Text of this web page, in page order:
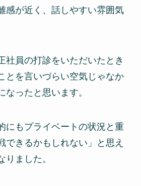
感が近く、話しやすい雰囲気
社員の打診をいただいたとき
とを言いづらい空気じゃなか
なったと思います。
にもプライベートの状況と重
できるかもしれない」と思え
りました。